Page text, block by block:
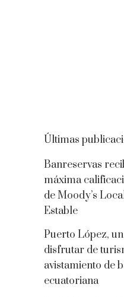
Últimas
Banreservas
máxima
de Moody’s
Estable
Puerto López,
disfrutar de
avistamiento de
ecuatoriana